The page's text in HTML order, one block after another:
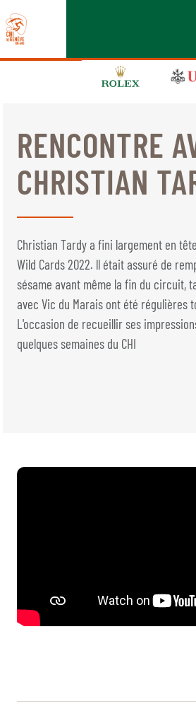
ÉDITION 2026
LE CHIG
MULTIMÉDIA
LIENS RAPIDES
ACCUEIL
BILLETTERIE
MÉDIAS
Jeudi, 17 Septembre 2026
RENCONTRE
CHRISTIAN
Christian Tardy a fini largement en
Wild Cards 2022. ll était assuré de
sésame avant même la fin du circuit,
avec Vic du Marais ont été régulières
L'occasion de recueillir ses
quelques semaines du CHI